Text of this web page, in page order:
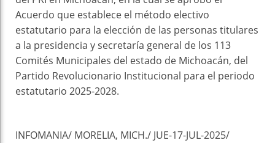
Acuerdo que establece el método electivo
estatutario para la elección de las personas titulares
a la presidencia y secretaría general de los 113
Comités Municipales del estado de Michoacán, del
Partido Revolucionario Institucional para el periodo
estatutario 2025-2028.
INFOMANIA/ MORELIA, MICH./ JUE-17-JUL-2025/